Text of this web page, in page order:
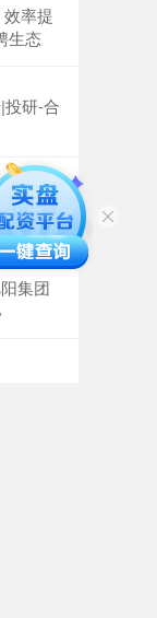
率提
生态
研-合
看不
集团